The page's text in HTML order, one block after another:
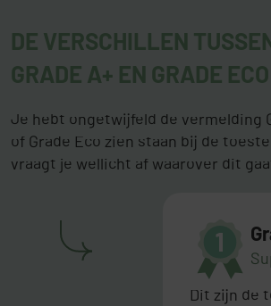
DE VERSCHILLEN
GRADE A+ EN GRADE ECO
Je hebt ongetwijfeld de vermelding
of Grade Eco zien staan bij de
vraagt je wellicht af waarover dit
Dit zijn de